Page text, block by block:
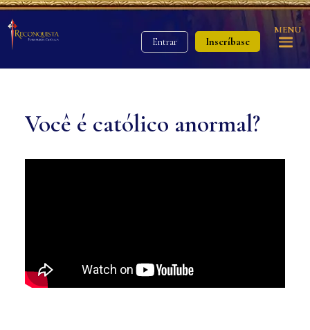
Entrar Inscríbase
MENU
Você é católico anormal?